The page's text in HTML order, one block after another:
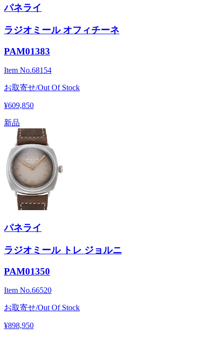
パネライ
ラジオミール オフィチーネ
PAM01383
Item No.68154
お取寄せ/Out Of Stock
¥609,850
新品
パネライ
ラジオミール トレ ジョルニ
PAM01350
Item No.66520
お取寄せ/Out Of Stock
¥898,950